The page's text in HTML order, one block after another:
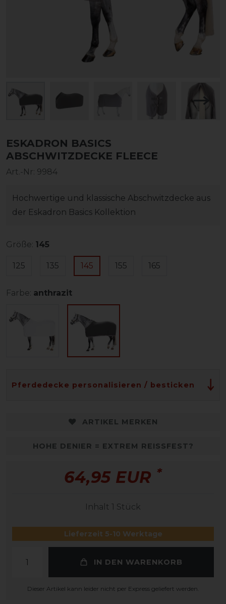
ESKADRON BASICS
ABSCHWITZDECKE FLEECE
Art.-Nr: 9984
Hochwertige und klassische Abschwitzdecke aus
der Eskadron Basics Kollektion
Größe: 145
125 135 145 155 165
Farbe: anthrazit
Pferdedecke personalisieren / besticken
ARTIKEL MERKEN
HOHE DENIER = EXTREM REISSFEST?
64,95 EUR *
Inhalt 1 Stück
Lieferzeit 5-10 Werktage
IN DEN WARENKORB
Dieser Artikel kann leider nicht per Express geliefert werden.